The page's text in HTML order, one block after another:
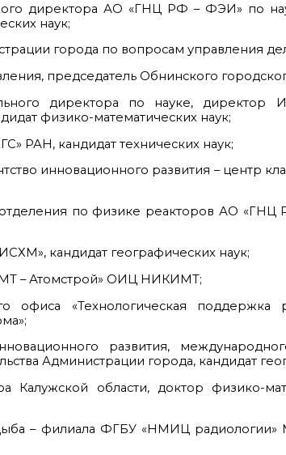
директора АО «ГНЦ РФ – ФЭИ» по
наук;
города по вопросам управления
председатель Обнинского
директора по науке, директор
физико-математических наук;
РАН, кандидат технических наук;
инновационного развития – центр
отделения по физике реакторов АО
кандидат географических наук;
– Атомстрой» ОИЦ НИКИМТ;
«Технологическая поддержка
развития,
Администрации города, кандидат
Калужской области, доктор физико-
– филиала ФГБУ «НМИЦ радиологии»